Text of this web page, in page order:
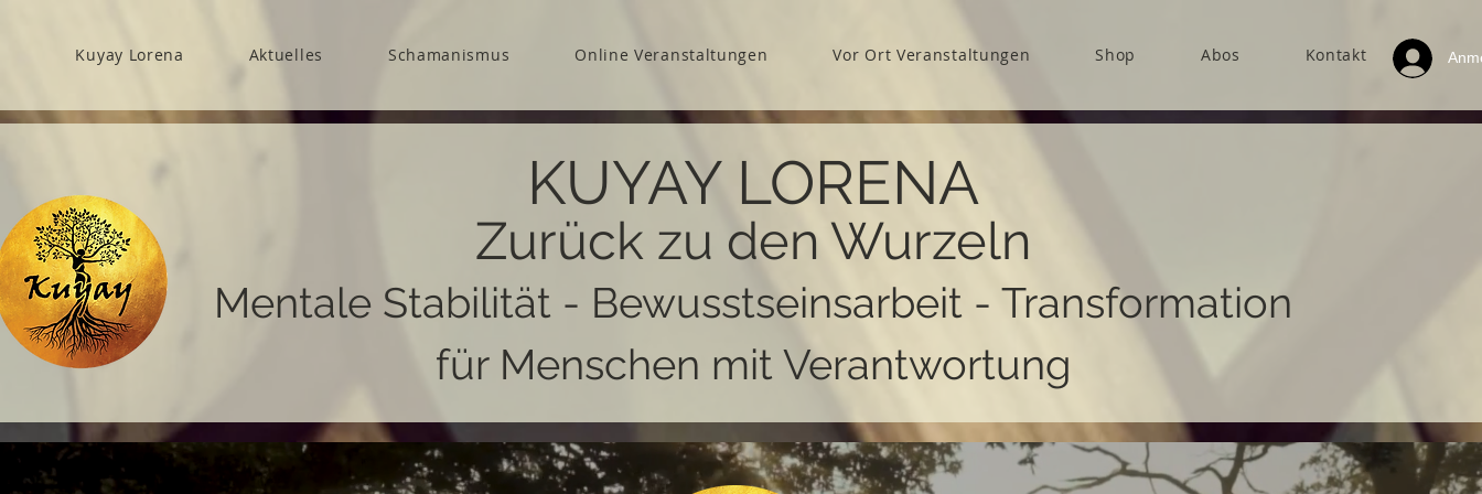
Kuyay Lorena Aktuelles Schamanismus Online Veranstaltungen Vor Ort Veranstaltungen Shop Abos Kontakt
KUYAY LORENA
Zurück zu den Wurzeln
Mentale Stabilität - Bewusstseinsarbeit - Transformation
für Menschen mit Verantwortung